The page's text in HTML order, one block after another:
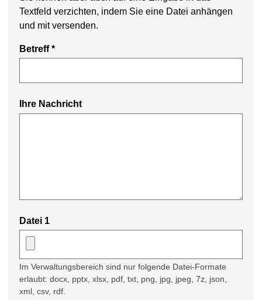
Textfeld verzichten, indem Sie eine Datei anhängen
und mit versenden.
Betreff *
Ihre Nachricht
Datei 1
Im Verwaltungsbereich sind nur folgende Datei-Formate
erlaubt: docx, pptx, xlsx, pdf, txt, png, jpg, jpeg, 7z, json,
xml, csv, rdf.